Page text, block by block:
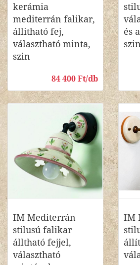
kerámia
mediterrán falikar,
állitható fej,
választható minta,
szin
84 400 Ft/db
és
IM Mediterrán
stilusú falikar
álltható fejjel,
választható
IM